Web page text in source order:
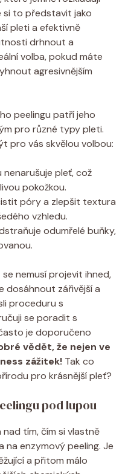
si to představit jako
pleti a efektivně
drhnout a
volba, pokud máte
agresivnějším
peelingu patří jeho
pro různé typy pleti.
pro vás skvělou volbou:
nenarušuje pleť, což
pokožkou.
póry a zlepšit textura
vzhledu.
odumřelé buňky,
nemusí projevit ihned,
dosáhnout zářivější a
proceduru s
se poradit s
je doporučeno
vědět, že nejen ve
zážitek! Tak co
pro krásnější pleť?
pod lupou
tím, čím si vlastně
na enzymový peeling. Je
a přitom málo